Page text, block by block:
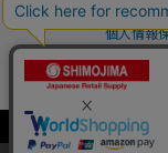
当サイトはクッキー（
TOP 初めてご
個人情報
よくあるご質
サイトマ
Copyright©